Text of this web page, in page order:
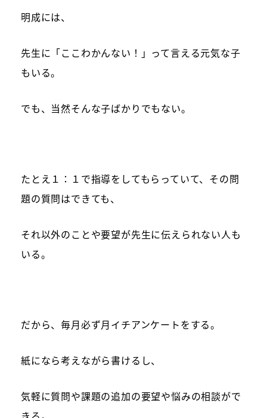
明成には、
先生に「ここわかんない！」って言える元気な子
もいる。
でも、当然そんな子ばかりでもない。
たとえ１：１で指導をしてもらっていて、その問
題の質問はできても、
それ以外のことや要望が先生に伝えられない人も
いる。
だから、毎月必ず月イチアンケートをする。
紙になら考えながら書けるし、
気軽に質問や課題の追加の要望や悩みの相談がで